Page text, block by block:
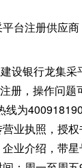
平台注册供应商
设银行龙集
册，操作问题
线为
业执照，授
业介绍，带